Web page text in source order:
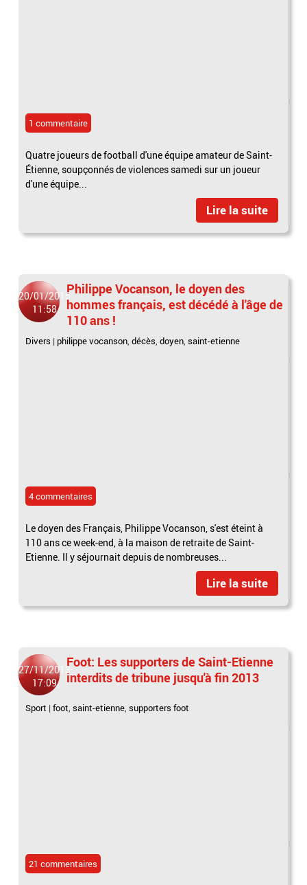
1 commentaire
Quatre joueurs de football d'une équipe amateur de Saint-
Étienne, soupçonnés de violences samedi sur un joueur
d'une équipe...
Lire la suite
20/01/2015
11:58
Philippe Vocanson, le doyen des
hommes français, est décédé à l'âge de
110 ans !
Divers | philippe vocanson ,décès ,doyen ,saint-etienne
4 commentaires
Le doyen des Français, Philippe Vocanson, s'est éteint à
110 ans ce week-end, à la maison de retraite de Saint-
Etienne. Il y séjournait depuis de nombreuses...
Lire la suite
27/11/2013
17:09
Foot: Les supporters de Saint-Etienne
interdits de tribune jusqu'à fin 2013
Sport |foot,saint-etienne,supporters foot
21 commentaires